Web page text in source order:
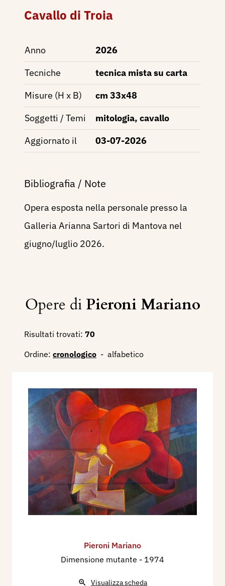
Cavallo di Troia
Anno
2026
Tecniche
tecnica mista su carta
Misure (H x B)
cm 33x48
Soggetti / Temi
mitologia, cavallo
Aggiornato il
03-07-2026
Bibliografia / Note
Opera esposta nella personale presso la
Galleria Arianna Sartori di Mantova nel
giugno/luglio 2026.
Opere diPieroni Mariano
Risultati trovati: 70
Ordine: cronologico - alfabetico
Pieroni Mariano
Dimensione mutante - 1974
Visualizza scheda